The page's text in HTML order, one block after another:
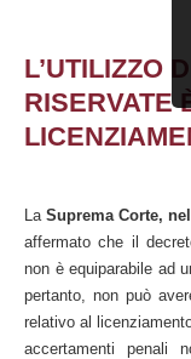
L’UTILIZZO
RISERVATE
La Suprema Corte,
affermato che il
non è equiparabile ad
pertanto, non può
relativo al
accertamenti penali